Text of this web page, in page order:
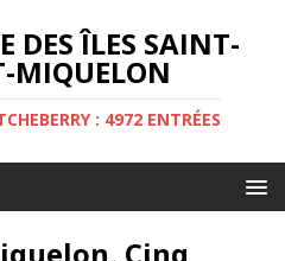
DES ÎLES SAINT-
MIQUELON
: 4972 ENTRÉES